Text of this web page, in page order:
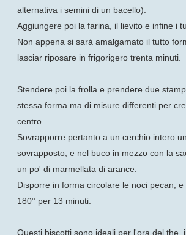
alternativa i semini di un bacello).
Aggiungere poi la farina, il lievito e infine i
Non appena si sarà amalgamato il tutto
lasciar riposare in frigorigero trenta minuti.
Stendere poi la frolla e prendere due
stessa forma ma di misure differenti per
centro.
Sovrapporre pertanto a un cerchio intero
sovrapposto, e nel buco in mezzo con la
un po' di marmellata di arance.
Disporre in forma circolare le noci pecan,
180° per 13 minuti.
Questi biscotti sono ideali per l'ora del the,